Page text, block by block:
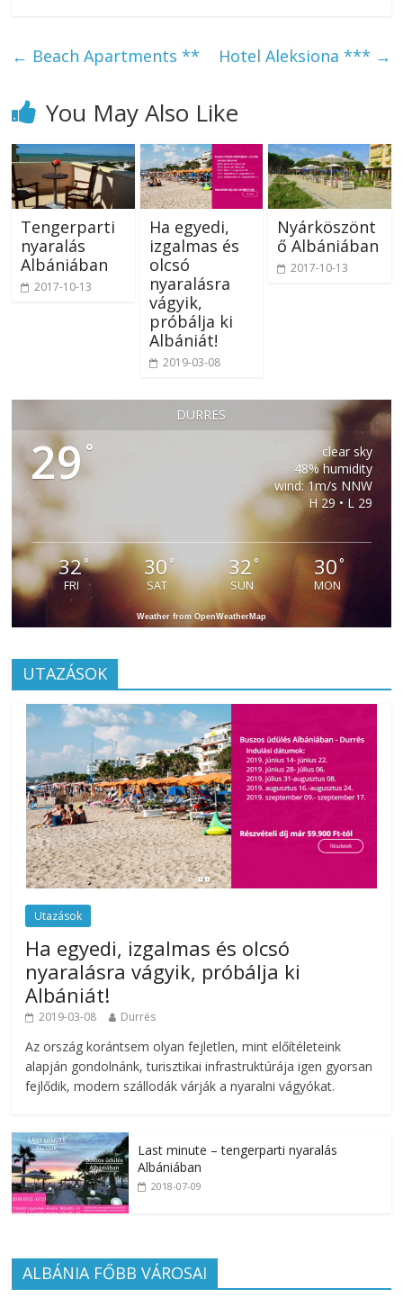
← Beach Apartments ** Hotel Aleksiona *** →
You May Also Like
Tengerparti
nyaralás
Albániában
2017-10-13
Ha egyedi,
izgalmas és
olcsó
nyaralásra
vágyik,
próbálja ki
Albániát!
2019-03-08
Nyárköszönt
ő Albániában
2017-10-13
DURRES
29°
clear sky
48% humidity
wind: 1m/s NNW
H 29 • L 29
32°
FRI
30°
SAT
32°
SUN
30°
MON
Weather from OpenWeatherMap
UTAZÁSOK
Utazások
Ha egyedi, izgalmas és olcsó
nyaralásra vágyik, próbálja ki
Albániát!
2019-03-08 Durrës
Az ország korántsem olyan fejletlen, mint előítéleteink
alapján gondolnánk, turisztikai infrastruktúrája igen gyorsan
fejlődik, modern szállodák várják a nyaralni vágyókat.
Last minute – tengerparti nyaralás
Albániában
2018-07-09
ALBÁNIA FŐBB VÁROSAI